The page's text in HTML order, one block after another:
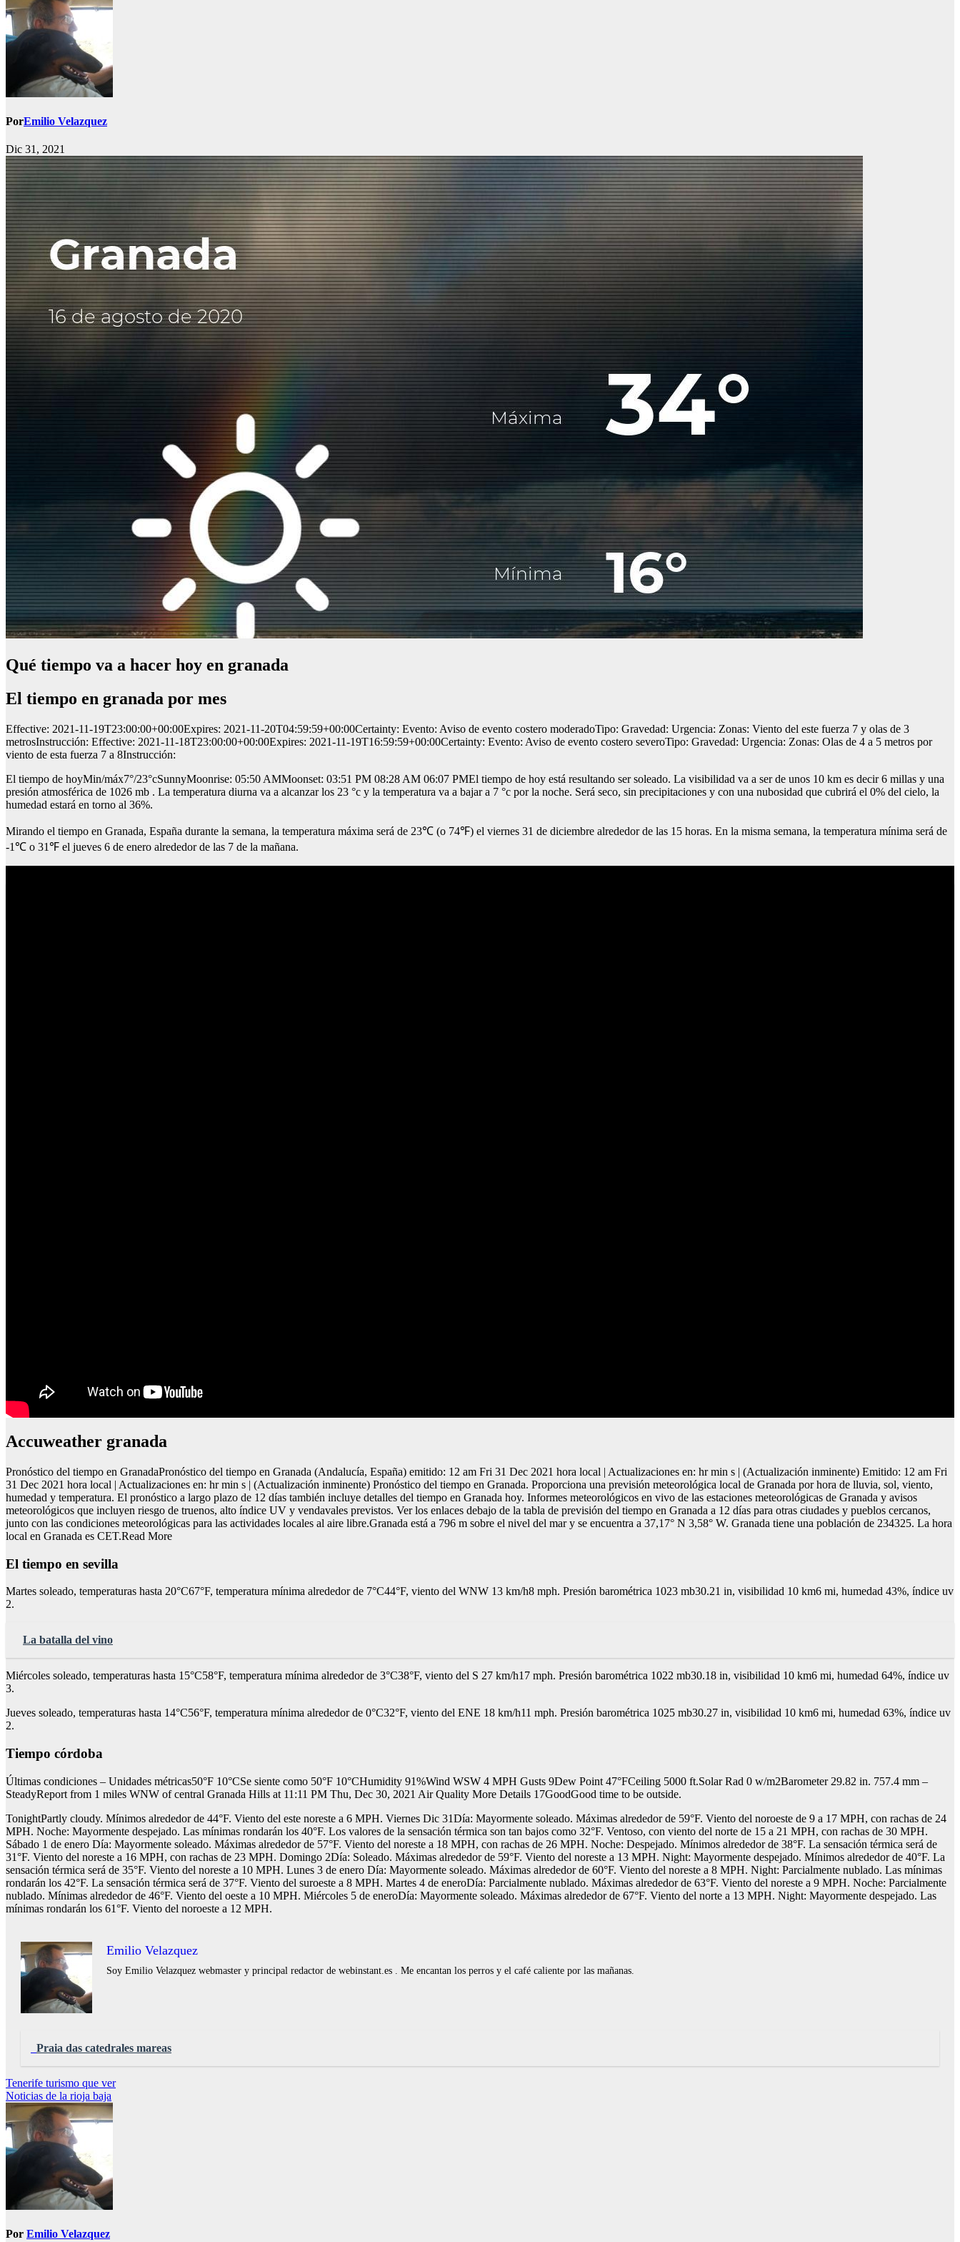
PorEmilio Velazquez
Dic 31, 2021
Qué tiempo va a hacer hoy en granada
El tiempo en granada por mes
Effective: 2021-11-19T23:00:00+00:00Expires: 2021-11-20T04:59:59+00:00Certainty: Evento: Aviso de evento costero moderadoTipo: Gravedad: Urgencia: Zonas: Viento del este fuerza 7 y olas de 3
metrosInstrucción: Effective: 2021-11-18T23:00:00+00:00Expires: 2021-11-19T16:59:59+00:00Certainty: Evento: Aviso de evento costero severoTipo: Gravedad: Urgencia: Zonas: Olas de 4 a 5 metros por
viento de esta fuerza 7 a 8Instrucción:
El tiempo de hoyMin/máx7°/23°cSunnyMoonrise: 05:50 AMMoonset: 03:51 PM 08:28 AM 06:07 PMEl tiempo de hoy está resultando ser soleado. La visibilidad va a ser de unos 10 km es decir 6 millas y una
presión atmosférica de 1026 mb . La temperatura diurna va a alcanzar los 23 °c y la temperatura va a bajar a 7 °c por la noche. Será seco, sin precipitaciones y con una nubosidad que cubrirá el 0% del cielo, la
humedad estará en torno al 36%.
Mirando el tiempo en Granada, España durante la semana, la temperatura máxima será de 23℃ (o 74℉) el viernes 31 de diciembre alrededor de las 15 horas. En la misma semana, la temperatura mínima será de
-1℃ o 31℉ el jueves 6 de enero alrededor de las 7 de la mañana.
Accuweather granada
Pronóstico del tiempo en GranadaPronóstico del tiempo en Granada (Andalucía, España) emitido: 12 am Fri 31 Dec 2021 hora local | Actualizaciones en: hr min s | (Actualización inminente) Emitido: 12 am Fri
31 Dec 2021 hora local | Actualizaciones en: hr min s | (Actualización inminente) Pronóstico del tiempo en Granada. Proporciona una previsión meteorológica local de Granada por hora de lluvia, sol, viento,
humedad y temperatura. El pronóstico a largo plazo de 12 días también incluye detalles del tiempo en Granada hoy. Informes meteorológicos en vivo de las estaciones meteorológicas de Granada y avisos
meteorológicos que incluyen riesgo de truenos, alto índice UV y vendavales previstos. Ver los enlaces debajo de la tabla de previsión del tiempo en Granada a 12 días para otras ciudades y pueblos cercanos,
junto con las condiciones meteorológicas para las actividades locales al aire libre.Granada está a 796 m sobre el nivel del mar y se encuentra a 37,17° N 3,58° W. Granada tiene una población de 234325. La hora
local en Granada es CET.Read More
El tiempo en sevilla
Martes soleado, temperaturas hasta 20°C67°F, temperatura mínima alrededor de 7°C44°F, viento del WNW 13 km/h8 mph. Presión barométrica 1023 mb30.21 in, visibilidad 10 km6 mi, humedad 43%, índice uv
2.
La batalla del vino
Miércoles soleado, temperaturas hasta 15°C58°F, temperatura mínima alrededor de 3°C38°F, viento del S 27 km/h17 mph. Presión barométrica 1022 mb30.18 in, visibilidad 10 km6 mi, humedad 64%, índice uv
3.
Jueves soleado, temperaturas hasta 14°C56°F, temperatura mínima alrededor de 0°C32°F, viento del ENE 18 km/h11 mph. Presión barométrica 1025 mb30.27 in, visibilidad 10 km6 mi, humedad 63%, índice uv
2.
Tiempo córdoba
Últimas condiciones – Unidades métricas50°F 10°CSe siente como 50°F 10°CHumidity 91%Wind WSW 4 MPH Gusts 9Dew Point 47°FCeiling 5000 ft.Solar Rad 0 w/m2Barometer 29.82 in. 757.4 mm –
SteadyReport from 1 miles WNW of central Granada Hills at 11:11 PM Thu, Dec 30, 2021 Air Quality More Details 17GoodGood time to be outside.
TonightPartly cloudy. Mínimos alrededor de 44°F. Viento del este noreste a 6 MPH. Viernes Dic 31Día: Mayormente soleado. Máximas alrededor de 59°F. Viento del noroeste de 9 a 17 MPH, con rachas de 24
MPH. Noche: Mayormente despejado. Las mínimas rondarán los 40°F. Los valores de la sensación térmica son tan bajos como 32°F. Ventoso, con viento del norte de 15 a 21 MPH, con rachas de 30 MPH.
Sábado 1 de enero Día: Mayormente soleado. Máximas alrededor de 57°F. Viento del noreste a 18 MPH, con rachas de 26 MPH. Noche: Despejado. Mínimos alrededor de 38°F. La sensación térmica será de
31°F. Viento del noreste a 16 MPH, con rachas de 23 MPH. Domingo 2Día: Soleado. Máximas alrededor de 59°F. Viento del noreste a 13 MPH. Night: Mayormente despejado. Mínimos alrededor de 40°F. La
sensación térmica será de 35°F. Viento del noreste a 10 MPH. Lunes 3 de enero Día: Mayormente soleado. Máximas alrededor de 60°F. Viento del noreste a 8 MPH. Night: Parcialmente nublado. Las mínimas
rondarán los 42°F. La sensación térmica será de 37°F. Viento del suroeste a 8 MPH. Martes 4 de eneroDía: Parcialmente nublado. Máximas alrededor de 63°F. Viento del noreste a 9 MPH. Noche: Parcialmente
nublado. Mínimas alrededor de 46°F. Viento del oeste a 10 MPH. Miércoles 5 de eneroDía: Mayormente soleado. Máximas alrededor de 67°F. Viento del norte a 13 MPH. Night: Mayormente despejado. Las
mínimas rondarán los 61°F. Viento del noroeste a 12 MPH.
Emilio Velazquez
Soy Emilio Velazquez webmaster y principal redactor de webinstant.es . Me encantan los perros y el café caliente por las mañanas.
Praia das catedrales mareas
Navegación
de
entradas
Tenerife turismo que ver
Noticias de la rioja baja
Por Emilio Velazquez